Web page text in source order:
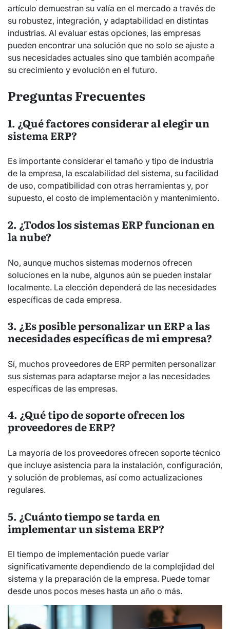
artículo demuestran su valía en el mercado a través de
su robustez, integración, y adaptabilidad en distintas
industrias. Al evaluar estas opciones, las empresas
pueden encontrar una solución que no solo se ajuste a
sus necesidades actuales sino que también acompañe
su crecimiento y evolución en el futuro.
Preguntas Frecuentes
1. ¿Qué factores considerar al elegir un
sistema ERP?
Es importante considerar el tamaño y tipo de industria
de la empresa, la escalabilidad del sistema, su facilidad
de uso, compatibilidad con otras herramientas y, por
supuesto, el costo de implementación y mantenimiento.
2. ¿Todos los sistemas ERP funcionan en
la nube?
No, aunque muchos sistemas modernos ofrecen
soluciones en la nube, algunos aún se pueden instalar
localmente. La elección dependerá de las necesidades
específicas de cada empresa.
3. ¿Es posible personalizar un ERP a las
necesidades específicas de mi empresa?
Sí, muchos proveedores de ERP permiten personalizar
sus sistemas para adaptarse mejor a las necesidades
específicas de las empresas.
4. ¿Qué tipo de soporte ofrecen los
proveedores de ERP?
La mayoría de los proveedores ofrecen soporte técnico
que incluye asistencia para la instalación, configuración,
y solución de problemas, así como actualizaciones
regulares.
5. ¿Cuánto tiempo se tarda en
implementar un sistema ERP?
El tiempo de implementación puede variar
significativamente dependiendo de la complejidad del
sistema y la preparación de la empresa. Puede tomar
desde unos pocos meses hasta un año o más.